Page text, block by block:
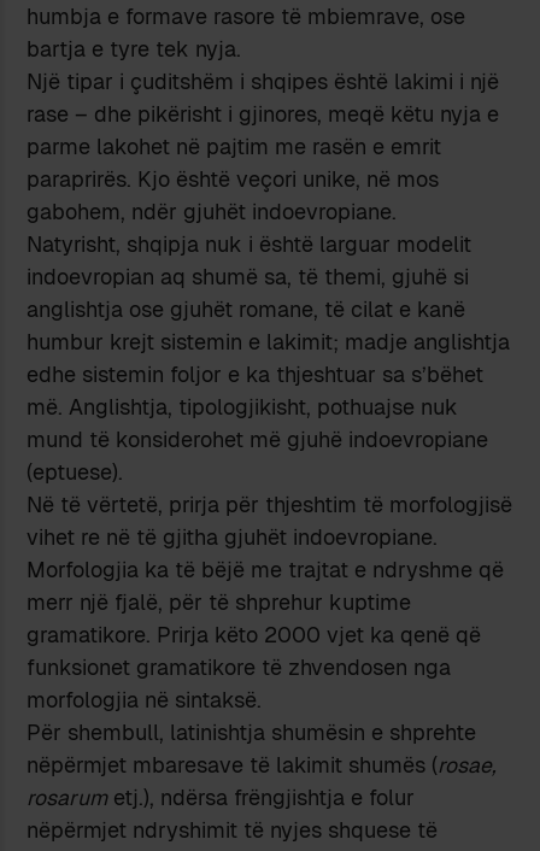
humbja e formave rasore të mbiemrave, ose
bartja e tyre tek nyja.
Një tipar i çuditshëm i shqipes është lakimi i një
rase – dhe pikërisht i gjinores, meqë këtu nyja e
parme lakohet në pajtim me rasën e emrit
paraprirës. Kjo është veçori unike, në mos
gabohem, ndër gjuhët indoevropiane.
Natyrisht, shqipja nuk i është larguar modelit
indoevropian aq shumë sa, të themi, gjuhë si
anglishtja ose gjuhët romane, të cilat e kanë
humbur krejt sistemin e lakimit; madje anglishtja
edhe sistemin foljor e ka thjeshtuar sa s’bëhet
më. Anglishtja, tipologjikisht, pothuajse nuk
mund të konsiderohet më gjuhë indoevropiane
(eptuese).
Në të vërtetë, prirja për thjeshtim të morfologjisë
vihet re në të gjitha gjuhët indoevropiane.
Morfologjia ka të bëjë me trajtat e ndryshme që
merr një fjalë, për të shprehur kuptime
gramatikore. Prirja këto 2000 vjet ka qenë që
funksionet gramatikore të zhvendosen nga
morfologjia në sintaksë.
Për shembull, latinishtja shumësin e shprehte
nëpërmjet mbaresave të lakimit shumës (rosae,
rosarumetj.), ndërsa frëngjishtja e folur
nëpërmjet ndryshimit të nyjes shquese të